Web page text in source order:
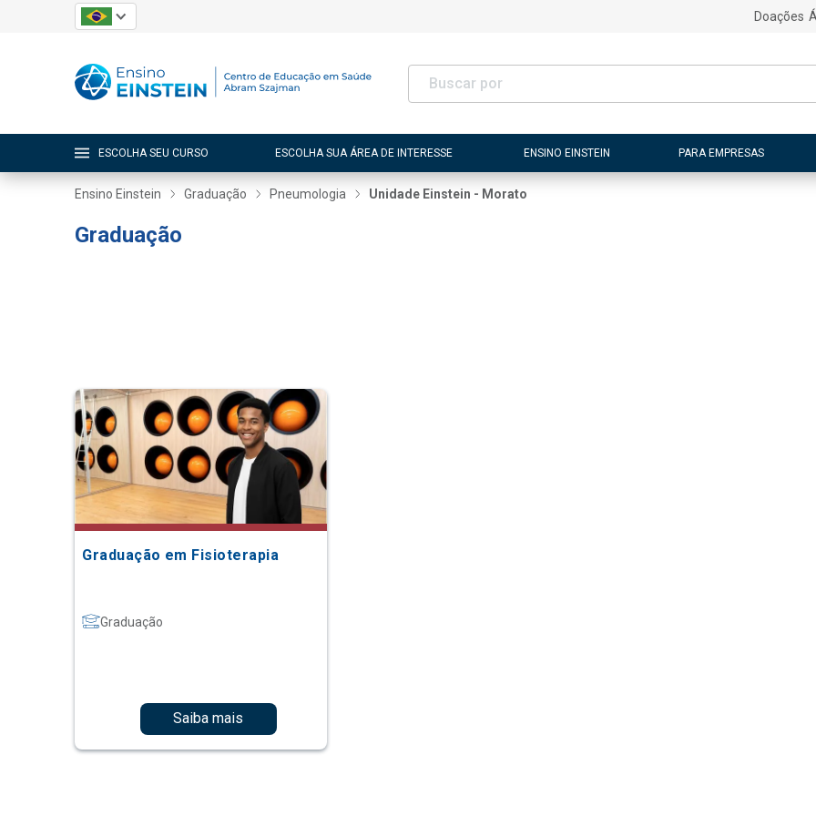
Doações
ESCOLHA SEU CURSO ESCOLHA SUA ÁREA DE INTERESSE ENSINO EINSTEIN PARA EMPRESAS
Ensino Einstein Graduação Pneumologia Unidade Einstein - Morato
Graduação
Graduação em Fisioterapia
Graduação
Saiba mais